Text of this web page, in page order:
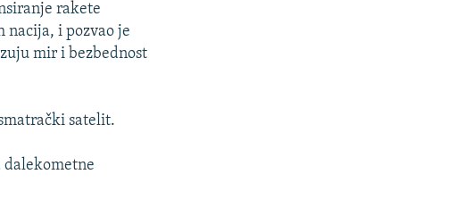
rakete
nacija, i pozvao je
mir i bezbednost
satelit.
dalekometne